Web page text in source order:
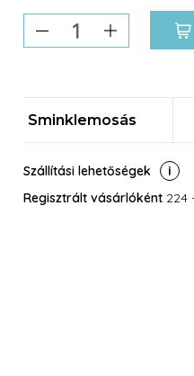
Sminklemosás
Szállítási lehetőségek
Regisztrált vásárlóként 224